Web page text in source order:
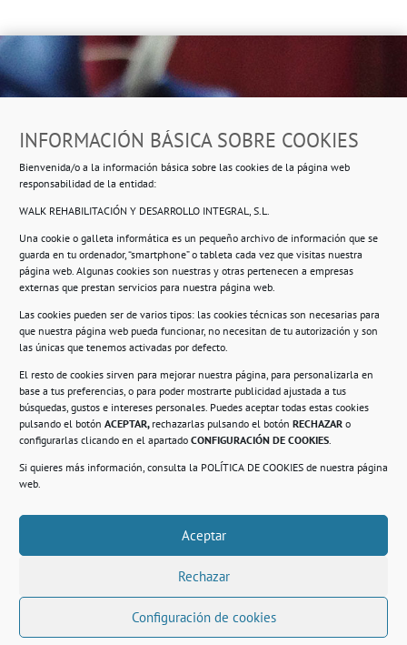
INFORMACIÓN BÁSICA SOBRE COOKIES
Bienvenida/o a la información básica sobre las cookies de la página web
responsabilidad de la entidad:
WALK REHABILITACIÓN Y DESARROLLO INTEGRAL, S.L.
Una cookie o galleta informática es un pequeño archivo de información que se
guarda en tu ordenador, “smartphone” o tableta cada vez que visitas nuestra
página web. Algunas cookies son nuestras y otras pertenecen a empresas
externas que prestan servicios para nuestra página web.
Las cookies pueden ser de varios tipos: las cookies técnicas son necesarias para
que nuestra página web pueda funcionar, no necesitan de tu autorización y son
las únicas que tenemos activadas por defecto.
El resto de cookies sirven para mejorar nuestra página, para personalizarla en
base a tus preferencias, o para poder mostrarte publicidad ajustada a tus
búsquedas, gustos e intereses personales. Puedes aceptar todas estas cookies
pulsando el botón ACEPTAR, rechazarlas pulsando el botón RECHAZAR o
configurarlas clicando en el apartado CONFIGURACIÓN DE COOKIES.
Si quieres más información, consulta la POLÍTICA DE COOKIES de nuestra página
web.
Aceptar
Rechazar
Configuración de cookies
Ropero Solidario de Usera
Beasáin 25-33posterior, local 3 – 28041 Madrid
Información
Compromiso con la protección de datos
Política de Cookies.
© 2021. Realizado en el Centro de Rehabilitación